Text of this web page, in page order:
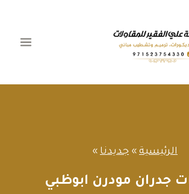
الرئيسية » جديدنا »
جدران مودرن ابوظبي